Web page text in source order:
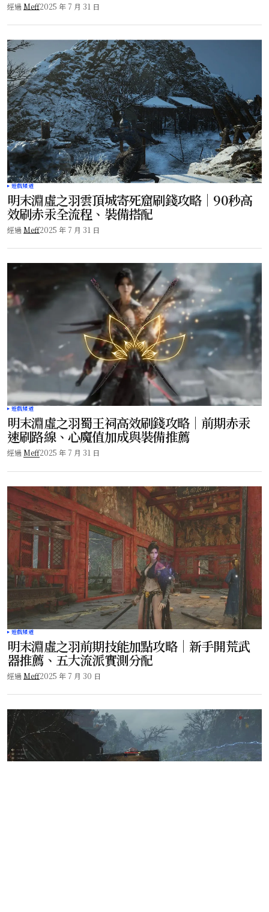
經過 Meff2025 年 7 月 31 日
遊戲頻道
明末淵虛之羽雲頂城寄死窟刷錢攻略｜90秒高
效刷赤汞全流程、裝備搭配
經過 Meff2025 年 7 月 31 日
遊戲頻道
明末淵虛之羽蜀王祠高效刷錢攻略｜前期赤汞
速刷路線、心魔值加成與裝備推薦
經過 Meff2025 年 7 月 31 日
遊戲頻道
明末淵虛之羽前期技能加點攻略｜新手開荒武
器推薦、五大流派實測分配
經過 Meff2025 年 7 月 30 日